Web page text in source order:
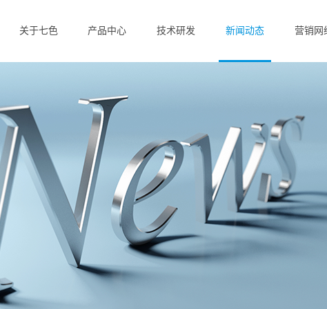
关于七色 产品中心 技术研发 新闻动态 营销网